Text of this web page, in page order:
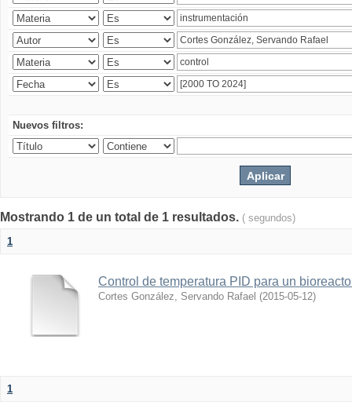
Nuevos filtros:
Mostrando 1 de un total de 1 resultados. ( segundos)
1
Control de temperatura PID para un
Cortes González, Servando Rafael (2015-05-12)
1